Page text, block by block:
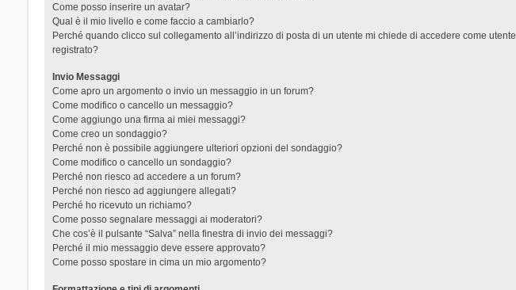
Come posso inserire un avatar?
Qual è il mio livello e come faccio a cambiarlo?
Perché quando clicco sul collegamento all’indirizzo di posta di un utente mi chiede di accedere come utente
registrato?
Invio Messaggi
Come apro un argomento o invio un messaggio in un forum?
Come modifico o cancello un messaggio?
Come aggiungo una firma ai miei messaggi?
Come creo un sondaggio?
Perché non è possibile aggiungere ulteriori opzioni del sondaggio?
Come modifico o cancello un sondaggio?
Perché non riesco ad accedere a un forum?
Perché non riesco ad aggiungere allegati?
Perché ho ricevuto un richiamo?
Come posso segnalare messaggi ai moderatori?
Che cos’è il pulsante “Salva” nella finestra di invio dei messaggi?
Perché il mio messaggio deve essere approvato?
Come posso spostare in cima un mio argomento?